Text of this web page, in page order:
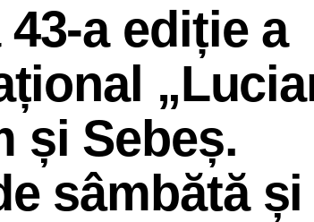
a ediție a
și Sebeș.
sâmbătă și